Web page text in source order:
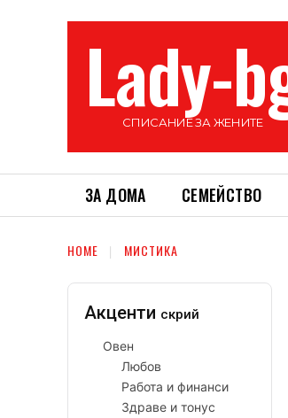
Lady-
СПИСАНИЕ ЗА ЖЕНИТЕ
ЗА ДОМА СЕМЕЙСТВО
HOME МИСТИКА
Акценти скрий
Овен
Любов
Работа и финанси
Здраве и тонус